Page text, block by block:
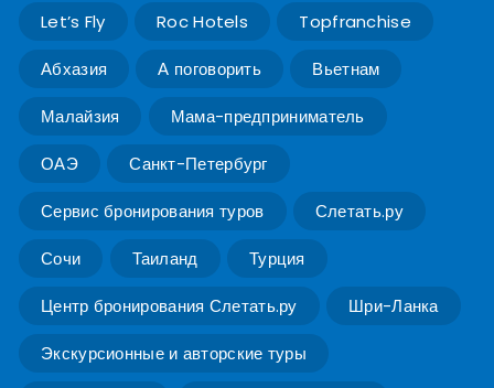
Let’s Fly Roc Hotels Topfranchise
Абхазия А поговорить Вьетнам
Малайзия Мама-предприниматель
ОАЭ Санкт-Петербург
Сервис бронирования туров Слетать.ру
Сочи Таиланд Турция
Центр бронирования Слетать.ру Шри-Ланка
Экскурсионные и авторские туры